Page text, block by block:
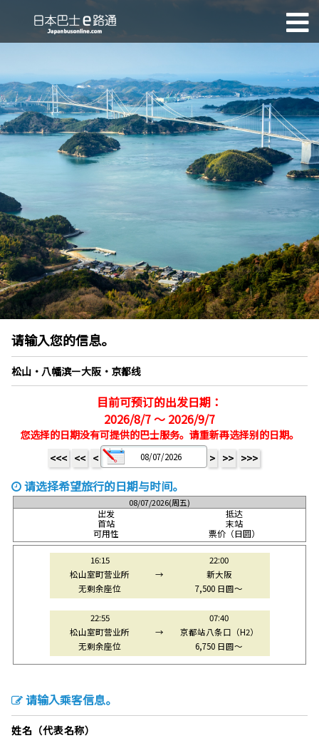
请输入您的信息。
松山・八幡滨ー大阪・京都线
目前可预订的出发日期：
2026/8/7 ～ 2026/9/7
您选择的日期没有可提供的巴士服务。请重新再选择别的日期。
<<< << < > >> >>>
请选择希望旅行的日期与时间。
08/07/2026(周五)
出发
抵达
首站
末站
可用性
票价（日圆）
16:15
22:00
松山室町营业所
→
新大阪
无剩余座位
7,500 日圆～
22:55
07:40
松山室町营业所
→
京都站八条口（H2）
无剩余座位
6,750 日圆～
请输入乘客信息。
姓名（代表名称）